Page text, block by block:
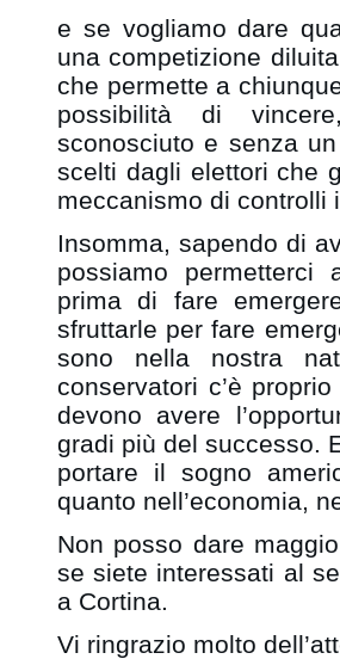
e se vogliamo dare
una competizione
che permette a
possibilità di
sconosciuto e senza
scelti dagli elettori che
meccanismo di controlli
Insomma, sapendo di
possiamo permetterci
prima di fare
sfruttarle per fare
sono nella nostra
conservatori c’è
devono avere
gradi più del successo.
portare il sogno
quanto nell’economia,
Non posso dare
se siete interessati al
a Cortina.
Vi ringrazio molto